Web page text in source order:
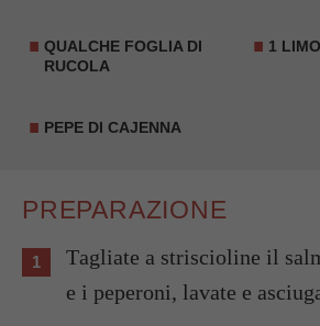
QUALCHE FOGLIA DI
RUCOLA
1
PEPE DI CAJENNA
PREPARAZIONE
Tagliate a striscioline il salmone affumicato
e i peperoni, lavate e